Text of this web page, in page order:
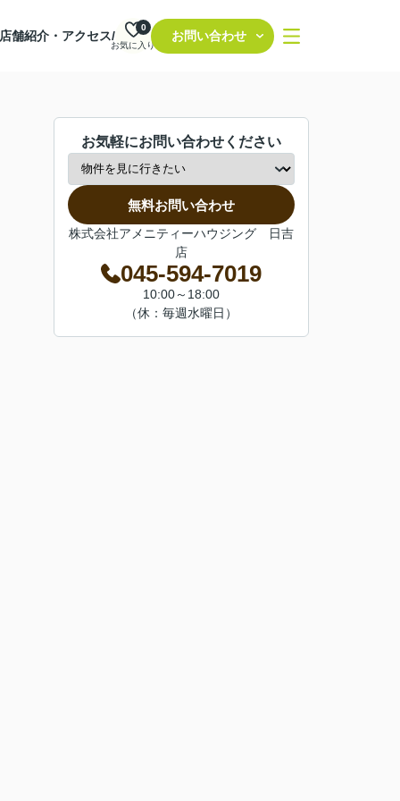
店舗紹介・アクセス/
お気に入り
0
お問い合わせ
お気軽にお問い合わせください
無料お問い合わせ
株式会社アメニティーハウジング 日吉
店
045-594-7019
10:00～18:00
（休：毎週水曜日）